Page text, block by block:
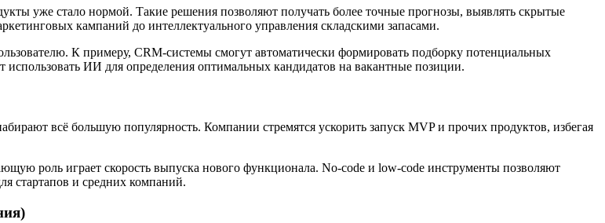
уже стало нормой. Такие решения позволяют получать более точные прогнозы, выявлять скрытые
кампаний до интеллектуального управления складскими запасами.
К примеру, CRM-системы смогут автоматически формировать подборку потенциальных
ИИ для определения оптимальных кандидатов на вакантные позиции.
всё большую популярность. Компании стремятся ускорить запуск MVP и прочих продуктов, избегая
роль играет скорость выпуска нового функционала. No-code и low-code инструменты позволяют
стартапов и средних компаний.